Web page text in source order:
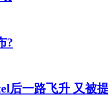
?
后一路飞升 又被